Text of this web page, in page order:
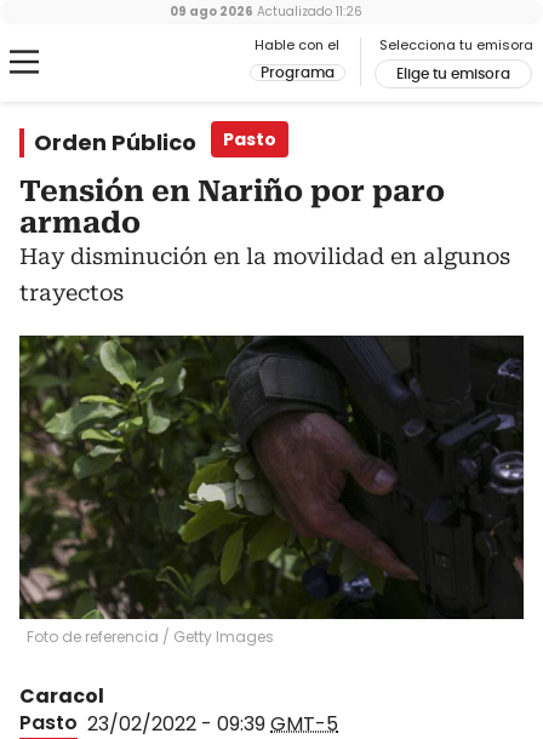
Hable con el
Programa
Selecciona tu emisora
Elige tu emisora
09 ago 2026 Actualizado 11:26
Orden Público Pasto
Tensión en Nariño por paro
armado
Hay disminución en la movilidad en algunos
trayectos
Foto de referencia / Getty Images
Caracol
Pasto 23/02/2022 - 09:39GMT-5